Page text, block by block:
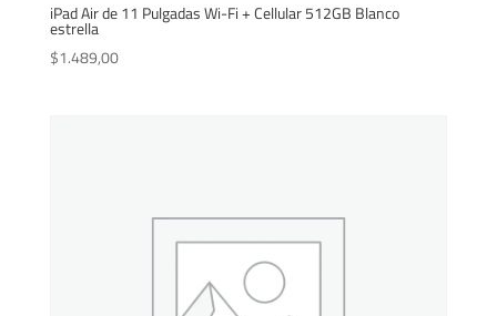
iPad Air de 11 Pulgadas Wi-Fi + Cellular 512GB Blanco
estrella
$1.489,00